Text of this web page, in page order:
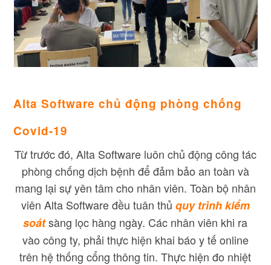
Alta Software chủ động phòng chống
Covid-19
Từ trước đó, Alta Software luôn chủ động công tác
phòng chống dịch bệnh để đảm bảo an toàn và
mang lại sự yên tâm cho nhân viên. Toàn bộ nhân
viên Alta Software đều tuân thủ quy trình kiểm
soátsàng lọc hàng ngày. Các nhân viên khi ra
vào công ty, phải thực hiện khai báo y tế online
trên hệ thống cổng thông tin. Thực hiện đo nhiệt